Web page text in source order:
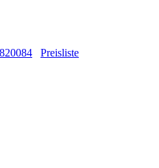
Preisliste